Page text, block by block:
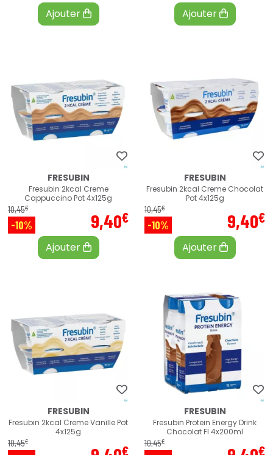
Ajouter Ajouter
FRESUBIN
Fresubin 2kcal Creme
Cappuccino Pot 4x125g
10,45€
-10% 9,40€
Ajouter
FRESUBIN
Fresubin 2kcal Creme Chocolat
Pot 4x125g
10,45€
-10% 9,40€
Ajouter
FRESUBIN
Fresubin 2kcal Creme Vanille Pot
4x125g
10,45€
€
FRESUBIN
Fresubin Protein Energy Drink
Chocolat Fl 4x200ml
10,45€
€